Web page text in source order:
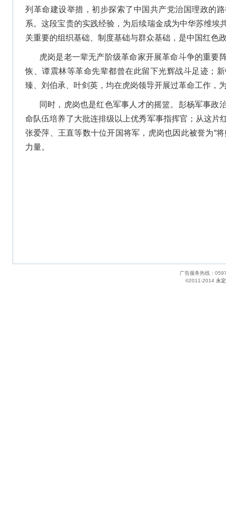
列革命建设举措，初步探索了中国共产党治国理政的
系。这段宝贵的实践经验，为后续瑞金成为中华苏维埃
关重要的组织基础、制度基础与群众基础，是中国红色
虎岗是老一辈无产阶级革命家开展革命斗争的重要
恢、谭震林等革命先辈都曾在此留下光辉战斗足迹；
臻、刘伯承、叶剑英，均在虎岗领导开展过革命工作，
同时，虎岗也是红色军事人才的摇篮。彭杨军事政
命队伍培养了大批连排级以上优秀军事指挥官；从这片
张爱萍、王直等数十位开国将军，虎岗也因此被誉为“
力量。
广告服务热线：
©2011-2014 永